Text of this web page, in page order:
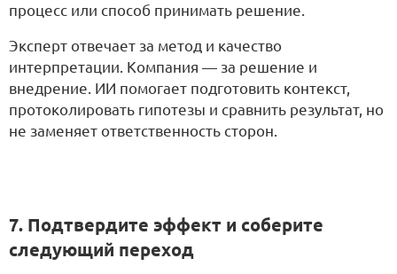
процесс или способ принимать решение.
Эксперт отвечает за метод и качество
интерпретации. Компания — за решение и
внедрение. ИИ помогает подготовить контекст,
протоколировать гипотезы и сравнить результат, но
не заменяет ответственность сторон.
7. Подтвердите эффект и соберите
следующий переход